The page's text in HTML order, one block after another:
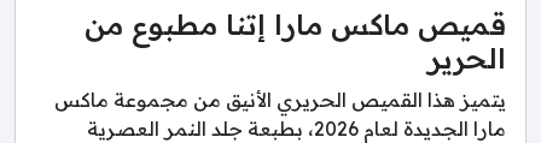
قميص ماكس مارا إتنا مطبوع من
الحرير
يتميز هذا القميص الحريري الأنيق من مجموعة ماكس
مارا الجديدة لعام 2026، بطبعة جلد النمر العصرية